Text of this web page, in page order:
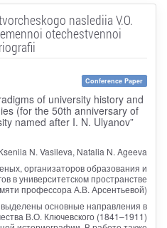
naslediia V.O.
otechestvennoi
Conference Paper
of university history and
(for the 50th anniversary of
named after I. N. Ulyanov”
N. Vasileva, Natalia N. Ageeva
организаторов образования и
в университетском пространстве
профессора А.В. Арсентьевой)
основные направления в
В.О. Ключевского (1841–1911)